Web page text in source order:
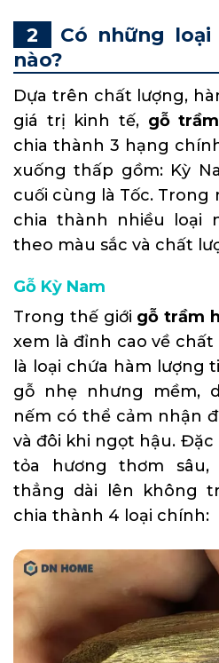
Có những
nào?
Dựa trên chất lượng,
giá trị kinh tế, gỗ
chia thành 3 hạng
xuống thấp gồm: Kỳ
cuối cùng là Tốc. Trong
chia thành nhiều loại
theo màu sắc và chất
Gỗ Kỳ Nam
Trong thế giới gỗ trầm
xem là đỉnh cao về
là loại chứa hàm lượng
gỗ nhẹ nhưng mềm,
nếm có thể cảm nhận
và đôi khi ngọt hậu. Đặc
tỏa hương thơm
thẳng dài lên không
chia thành 4 loại chính: